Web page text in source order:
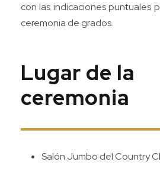
con las indicaciones puntuales
ceremonia de grados.
Lugar de la
ceremonia
Salón Jumbo del Country